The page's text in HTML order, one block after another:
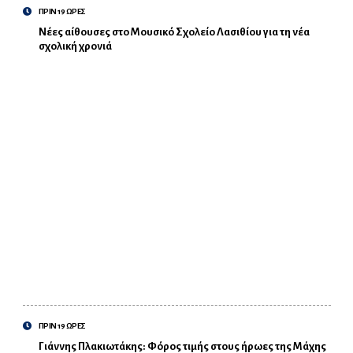
ΠΡΙΝ 19 ΩΡΕΣ
Νέες αίθουσες στο Μουσικό Σχολείο Λασιθίου για τη νέα
σχολική χρονιά
ΠΡΙΝ 19 ΩΡΕΣ
Γιάννης Πλακιωτάκης: Φόρος τιμής στους ήρωες της Μάχης